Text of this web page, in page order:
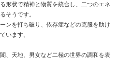
形状で精神と物質を統合し、二つのエネ
そうです。
ンを打ち破り、依存症などの克服を助け
います。
、天地、男女など二極の世界の調和を表